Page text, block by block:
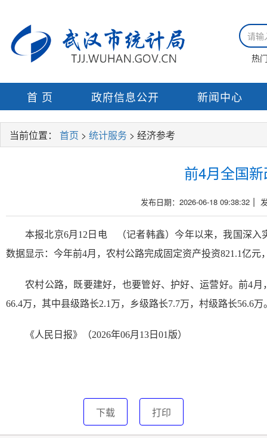
热
首 页 政府信息公开 新闻中心
当前位置： 首页 > 统计服务 > 经济参考
前4月全国
发布日期：2026-06-18 09:38:32 |
本报北京6月12日电 （记者韩鑫）今年以来，我国深入
数据显示：今年前4月，农村公路完成固定资产投资821.1亿元
农村公路，既要建好，也要管好、护好、运营好。前4
66.4万，其中县级路长2.1万，乡级路长7.7万，村级路长56.6万
《人民日报》（2026年06月13日01版）
下载 打印